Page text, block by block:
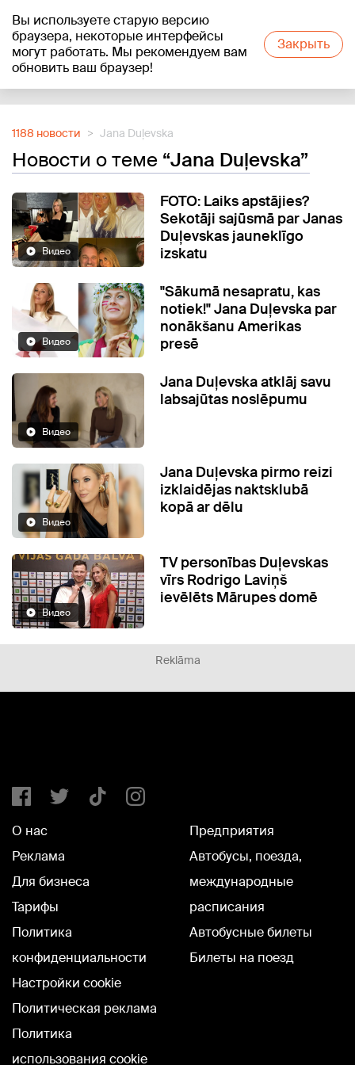
Вы используете старую версию
браузера, некоторые интерфейсы
могут работать. Мы рекомендуем вам
обновить ваш браузер!
Закрыть
+17°C
1188 новости Jana Duļevska
Новости о теме “Jana Duļevska”
Видео
FOTO: Laiks apstājies?
Sekotāji sajūsmā par Janas
Duļevskas jauneklīgo
izskatu
Видео
"Sākumā nesapratu, kas
notiek!" Jana Duļevska par
nonākšanu Amerikas
presē
Видео
Jana Duļevska atklāj savu
labsajūtas noslēpumu
Видео
Jana Duļevska pirmo reizi
izklaidējas naktsklubā
kopā ar dēlu
Видео
TV personības Duļevskas
vīrs Rodrigo Laviņš
ievēlēts Mārupes domē
Reklāma
О нас
Реклама
Для бизнеса
Тарифы
Политика
конфиденциальности
Настройки cookie
Политическая реклама
Политика
использования cookie
Предприятия
Автобусы, поезда,
международные
расписания
Автобусные билеты
Билеты на поезд